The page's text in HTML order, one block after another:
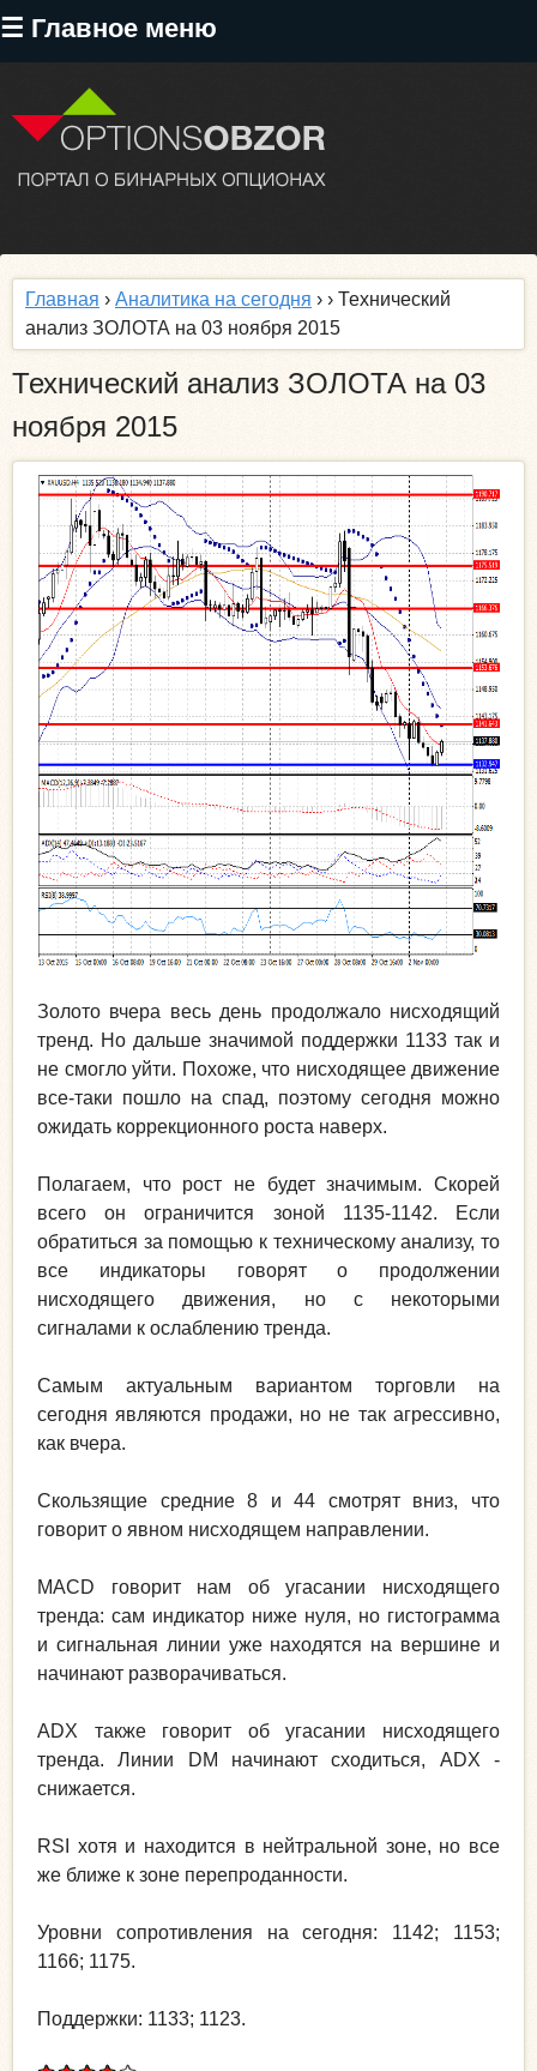
☰ Главное меню
Перейти
содержанию
Главная › Аналитика на сегодня › › Технический
анализ ЗОЛОТА на 03 ноября 2015
Технический анализ ЗОЛОТА на 03
ноября 2015
Золото вчера весь день продолжало нисходящий
тренд. Но дальше значимой поддержки 1133 так и
не смогло уйти. Похоже, что нисходящее движение
все-таки пошло на спад, поэтому сегодня можно
ожидать коррекционного роста наверх.
Полагаем, что рост не будет значимым. Скорей
всего он ограничится зоной 1135-1142. Если
обратиться за помощью к техническому анализу, то
все индикаторы говорят о продолжении
нисходящего движения, но с некоторыми
сигналами к ослаблению тренда.
Самым актуальным вариантом торговли на
сегодня являются продажи, но не так агрессивно,
как вчера.
Скользящие средние 8 и 44 смотрят вниз, что
говорит о явном нисходящем направлении.
MACD говорит нам об угасании нисходящего
тренда: сам индикатор ниже нуля, но гистограмма
и сигнальная линии уже находятся на вершине и
начинают разворачиваться.
ADX также говорит об угасании нисходящего
тренда. Линии DM начинают сходиться, ADX -
снижается.
RSI хотя и находится в нейтральной зоне, но все
же ближе к зоне перепроданности.
Уровни сопротивления на сегодня: 1142; 1153;
1166; 1175.
Поддержки: 1133; 1123.